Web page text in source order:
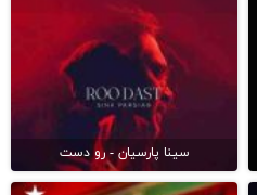
سینا پارسیان - رو دست